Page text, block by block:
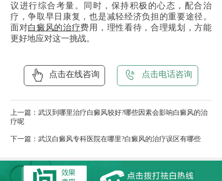
议进行综合考量。同时，保持积极的心态，配合治
疗，争取早日康复，也是减轻经济负担的重要途径。
面对白癜风的治疗费用，理性看待，合理规划，方能
更好地应对这一挑战。
点击在线咨询 点击电话咨询
上一篇： 武汉到哪里治疗白癜风较好?哪些因素会影响白癜风的治
疗呢
下一篇： 武汉白癜风专科医院在哪里?白癜风的治疗误区有哪些